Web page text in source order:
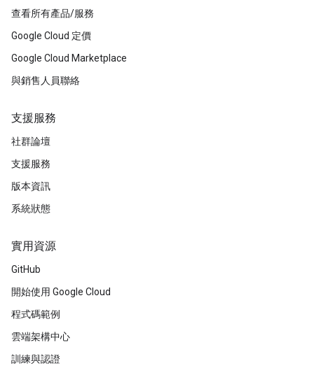
查看所有產品/服務
Google Cloud 定價
Google Cloud Marketplace
與銷售人員聯絡
支援服務
社群論壇
支援服務
版本資訊
系統狀態
實用資源
GitHub
開始使用 Google Cloud
程式碼範例
雲端架構中心
訓練與認證